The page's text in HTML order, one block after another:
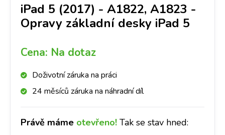
iPad 5 (2017) - A1822, A1823 -
Opravy základní desky iPad 5
Cena: Na dotaz
Doživotní záruka na práci
24 měsíců záruka na náhradní díl
Právě máme otevřeno! Tak se stav hned: